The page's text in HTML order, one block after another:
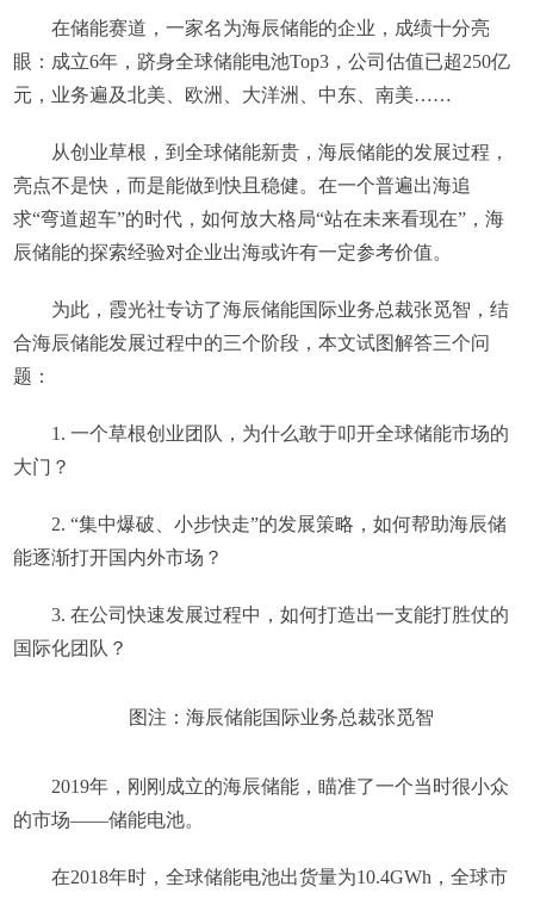
在储能赛道，一家名为海辰储能的企业，成绩十分亮
眼：成立6年，跻身全球储能电池Top3，公司估值已超250亿
元，业务遍及北美、欧洲、大洋洲、中东、南美……
从创业草根，到全球储能新贵，海辰储能的发展过程，
亮点不是快，而是能做到快且稳健。在一个普遍出海追
求“弯道超车”的时代，如何放大格局“站在未来看现在”，海
辰储能的探索经验对企业出海或许有一定参考价值。
为此，霞光社专访了海辰储能国际业务总裁张觅智，结
合海辰储能发展过程中的三个阶段，本文试图解答三个问
题：
1. 一个草根创业团队，为什么敢于叩开全球储能市场的
大门？
2. “集中爆破、小步快走”的发展策略，如何帮助海辰储
能逐渐打开国内外市场？
3. 在公司快速发展过程中，如何打造出一支能打胜仗的
国际化团队？
图注：海辰储能国际业务总裁张觅智
2019年，刚刚成立的海辰储能，瞄准了一个当时很小众
的市场——储能电池。
在2018年时，全球储能电池出货量为10.4GWh，全球市